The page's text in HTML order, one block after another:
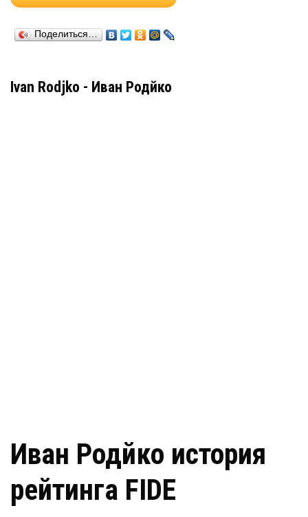
Поделиться…
Ivan Rodjko - Иван Родйко
Иван Родйко история
рейтинга FIDE